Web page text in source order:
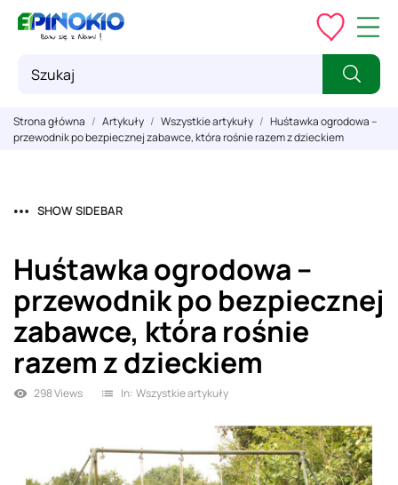
Strona główna Artykuły Wszystkie artykuły
Huśtawka ogrodowa –
przewodnik po bezpiecznej zabawce, która rośnie razem z dzieckiem
SHOW SIDEBAR
Huśtawka ogrodowa –
przewodnik po bezpiecznej
zabawce, która rośnie
razem z dzieckiem
visibility 298 Views list In: Wszystkie artykuły